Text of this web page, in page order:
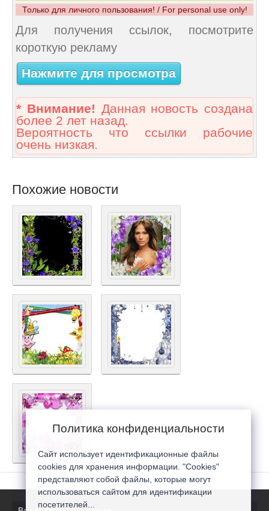
Только для личного пользования! / For personal use only!
Для получения ссылок, посмотрите
короткую рекламу
Нажмите для просмотра
* Внимание! Данная новость создана
более 2 лет назад.
Вероятность что ссылки рабочие
очень низкая.
Похожие новости
Политика конфиденциальности
Сайт использует идентификационные файлы
cookies для хранения информации. "Cookies"
представляют собой файлы, которые могут
использоваться сайтом для идентификации
посетителей...